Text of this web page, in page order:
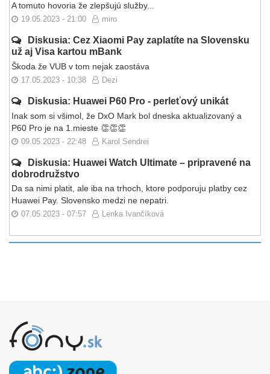
A tomuto hovoria že zlepšujú služby...
19.05.2023 - 21:00 miro
Diskusia: Cez Xiaomi Pay zaplatíte na Slovensku
už aj Visa kartou mBank
Škoda že VUB v tom nejak zaostáva
17.05.2023 - 10:38 Dezi
Diskusia: Huawei P60 Pro - perleťový unikát
Inak som si všimol, že DxO Mark bol dneska aktualizovaný a
P60 Pro je na 1.mieste 👏👏👏
09.05.2023 - 22:48 Karol Sendrei
Diskusia: Huawei Watch Ultimate – pripravené na
dobrodružstvo
Da sa nimi platit, ale iba na trhoch, ktore podporuju platby cez
Huawei Pay. Slovensko medzi ne nepatri.
07.05.2023 - 07:57 Lenka Ivančíková